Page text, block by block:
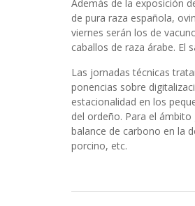
Además de la exposición
de pura raza española,
viernes serán los de
caballos de raza árabe. El
Las jornadas técnicas
ponencias sobre
estacionalidad en los
del ordeño. Para el
balance de carbono en la
porcino, etc.